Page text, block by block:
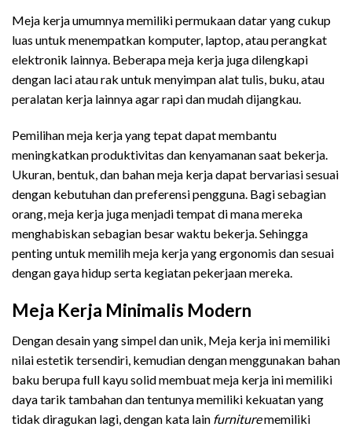
Meja kerja umumnya memiliki permukaan datar yang cukup
luas untuk menempatkan komputer, laptop, atau perangkat
elektronik lainnya. Beberapa meja kerja juga dilengkapi
dengan laci atau rak untuk menyimpan alat tulis, buku, atau
peralatan kerja lainnya agar rapi dan mudah dijangkau.
Pemilihan meja kerja yang tepat dapat membantu
meningkatkan produktivitas dan kenyamanan saat bekerja.
Ukuran, bentuk, dan bahan meja kerja dapat bervariasi sesuai
dengan kebutuhan dan preferensi pengguna. Bagi sebagian
orang, meja kerja juga menjadi tempat di mana mereka
menghabiskan sebagian besar waktu bekerja. Sehingga
penting untuk memilih meja kerja yang ergonomis dan sesuai
dengan gaya hidup serta kegiatan pekerjaan mereka.
Meja Kerja Minimalis Modern
Dengan desain yang simpel dan unik, Meja kerja ini memiliki
nilai estetik tersendiri, kemudian dengan menggunakan bahan
baku berupa full kayu solid membuat meja kerja ini memiliki
daya tarik tambahan dan tentunya memiliki kekuatan yang
tidak diragukan lagi, dengan kata lain furniturememiliki